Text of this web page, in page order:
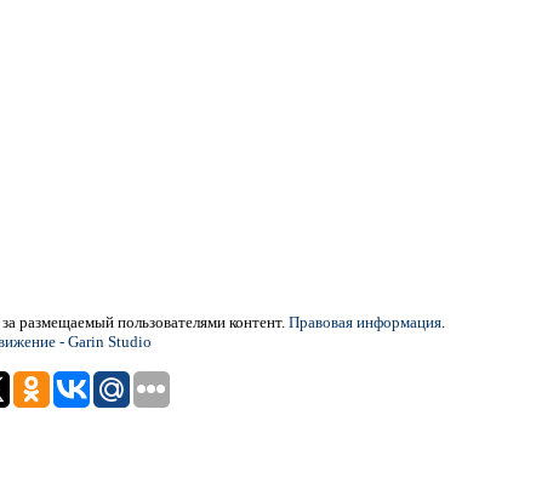
размещаемый пользователями контент.Правовая информация.
- Garin Studio